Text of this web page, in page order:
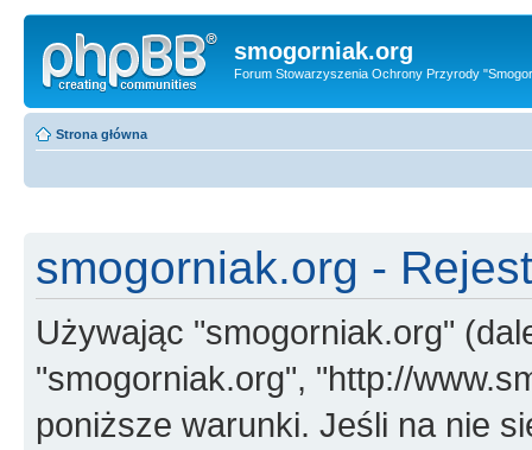
smogorniak.org
Forum Stowarzyszenia Ochrony Przyrody
Strona główna
smogorniak.org -
Używając "smogorniak.org"
"smogorniak.org", "http://
poniższe warunki. Jeśli na nie